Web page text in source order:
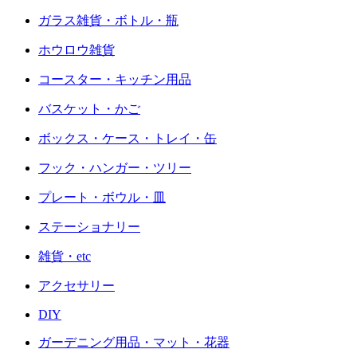
ガラス雑貨・ボトル・瓶
ホウロウ雑貨
コースター・キッチン用品
バスケット・かご
ボックス・ケース・トレイ・缶
フック・ハンガー・ツリー
プレート・ボウル・皿
ステーショナリー
雑貨・etc
アクセサリー
DIY
ガーデニング用品・マット・花器